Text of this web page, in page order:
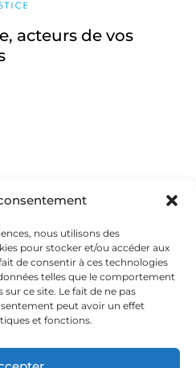
nous utilisons des
pour stocker et/ou accéder aux
de consentir à ces technologies
telles que le comportement
ce site. Le fait de ne pas
peut avoir un effet
et fonctions.
acteurs de vos